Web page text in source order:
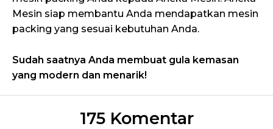
Mesin siap membantu Anda mendapatkan mesin
packing yang sesuai kebutuhan Anda.
Sudah saatnya Anda membuat gula kemasan
yang modern dan menarik!
175 Komentar